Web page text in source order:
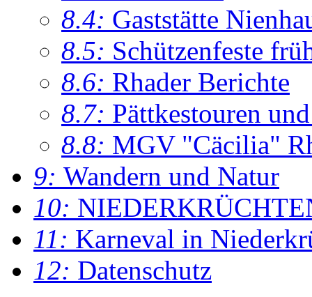
8.4: Gaststätte
8.5: Schützenfeste
8.6: Rhader Berichte
8.7: Pättkestouren
8.8: MGV "Cäcilia"
9: Wandern und Natur
10:
11: Karneval in
12: Datenschutz